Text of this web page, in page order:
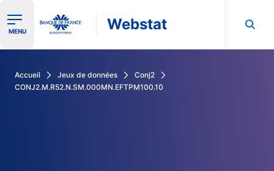
Ouvrir le menu de navigation
MENU Webstat
Accueil Jeux de données
Conj2
CONJ2.M.R52.N.SM.000MN.EFTPM100.10